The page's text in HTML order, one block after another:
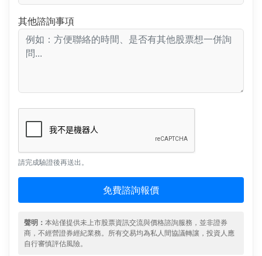
其他諮詢事項
請完成驗證後再送出。
免費諮詢報價
聲明： 本站僅提供未上市股票資訊交流與價格諮詢服務，並非證券
商，不經營證券經紀業務。所有交易均為私人間協議轉讓，投資人應
自行審慎評估風險。